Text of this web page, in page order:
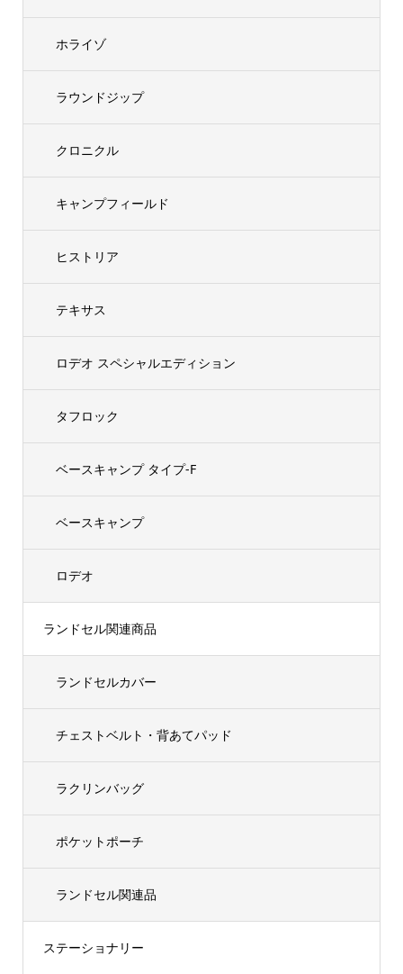
ホライゾ
ラウンドジップ
クロニクル
キャンプフィールド
ヒストリア
テキサス
ロデオ スペシャルエディション
タフロック
ベースキャンプ タイプ-F
ベースキャンプ
ロデオ
ランドセル関連商品
ランドセルカバー
チェストベルト・背あてパッド
ラクリンバッグ
ポケットポーチ
ランドセル関連品
ステーショナリー